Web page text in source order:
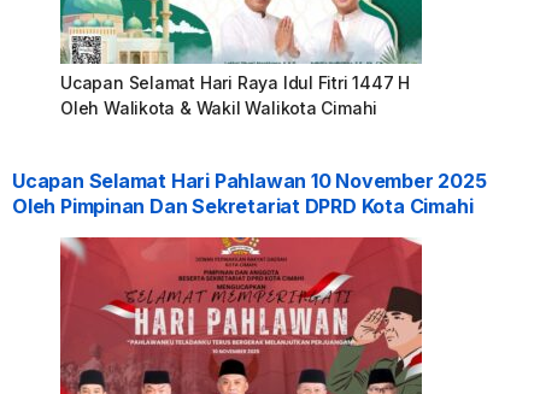
Ucapan Selamat Hari Raya Idul Fitri 1447 H
Oleh Walikota & Wakil Walikota Cimahi
Ucapan Selamat Hari Pahlawan 10 November 2025
Oleh Pimpinan Dan Sekretariat DPRD Kota Cimahi